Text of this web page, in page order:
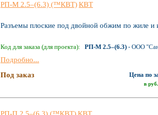
РП-М 2.5–(6.3) (™КВТ)КВТ
Разъемы плоские под двойной обжим по жиле
Код для заказа (для проекта): РП-М 2.5–(6.3) - ООО
Подробно...
Под заказ
Цена по
в